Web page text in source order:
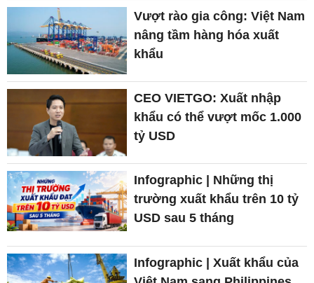
Vượt rào gia công: Việt Nam
nâng tầm hàng hóa xuất
khẩu
CEO VIETGO: Xuất nhập
khẩu có thể vượt mốc 1.000
tỷ USD
Infographic | Những thị
trường xuất khẩu trên 10 tỷ
USD sau 5 tháng
Infographic | Xuất khẩu của